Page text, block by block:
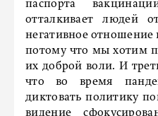
паспорта
отталкивает людей
негативное отношение
потому что мы хотим
их доброй воли. И
что во время
диктовать политику
видение